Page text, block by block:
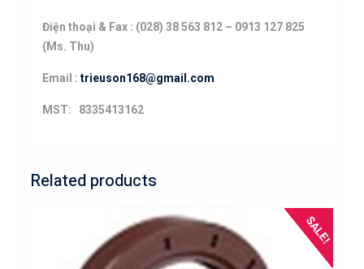
Điện thoại & Fax : (028) 38 563 812 – 0913 127 825
(Ms. Thu)
Email : trieuson168@gmail.com
MST: 8335413162
Related products
SALE!